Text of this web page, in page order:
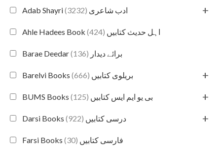
Adab Shayri ادب شاعری (3232) +
Ahle Hadees Book اہل حدیث کتابیں (424)
Barae Deedar برائے دیدار (136)
Barelvi Books بریلوی کتابیں (666) +
BUMS Books بی یو ایم ایس کتابیں (125) +
Darsi Books درسی کتابیں (922) +
Farsi Books فارسی کتابیں (30)